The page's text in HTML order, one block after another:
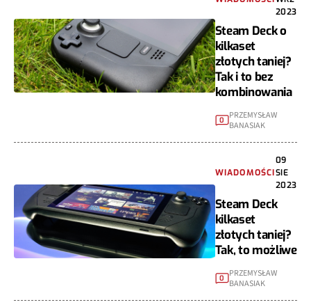
2023
Steam Deck o
kilkaset
złotych taniej?
Tak i to bez
kombinowania
0 PRZEMYSŁAW
BANASIAK
WIADOMOŚCI
09
SIE
2023
Steam Deck
kilkaset
złotych taniej?
Tak, to możliwe
0 PRZEMYSŁAW
BANASIAK